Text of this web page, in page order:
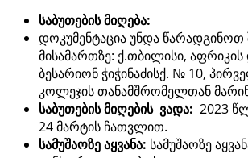
საბუთების მიღება:
დოკუმენტაცია უნდა წარადგინოთ
მისამართზე: ქ.თბილისი,
ბესარიონ ჭიჭინაძისქ. № 10,
კოლეჯის თანამშრომელთან
საბუთების მიღების ვადა: 2023
24 მარტის ჩათვლით.
სამუშაოზე აყვანა: სამუშაოზე